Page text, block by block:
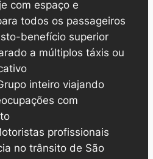
com espaço e
todos os passageiros
benefício superior
a múltiplos táxis ou
inteiro viajando
com
profissionais
no trânsito de São